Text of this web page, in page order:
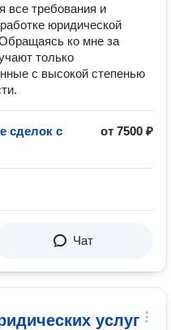
все требования и
юридической
ко мне за
только
с высокой степенью
сделок с
от 7500 ₽
Чат
услуг